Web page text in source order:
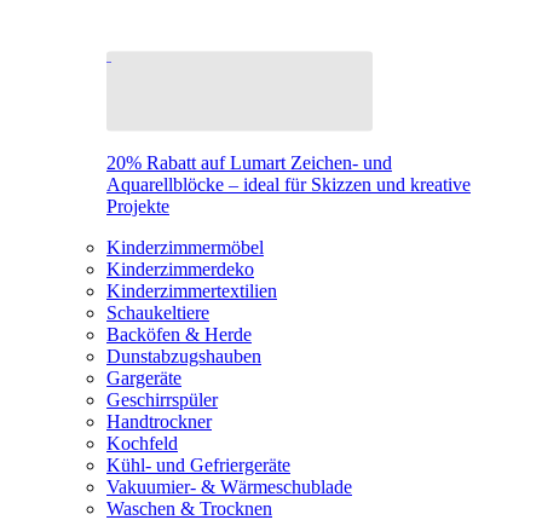
20% Rabatt auf Lumart Zeichen- und
Aquarellblöcke – ideal für Skizzen und kreative
Projekte
Kinderzimmermöbel
Kinderzimmerdeko
Kinderzimmertextilien
Schaukeltiere
Backöfen & Herde
Dunstabzugshauben
Gargeräte
Geschirrspüler
Handtrockner
Kochfeld
Kühl- und Gefriergeräte
Vakuumier- & Wärmeschublade
Waschen & Trocknen